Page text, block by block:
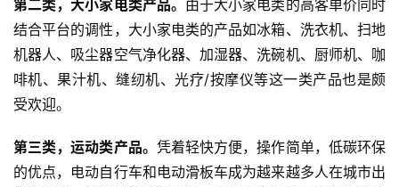
第二类，大小家电类产品。 由于大小家电类的高客单价同时
结合平台的调性，大小家电类的产品如冰箱、洗衣机、扫地
机器人、吸尘器空气净化器、加湿器、洗碗机、厨师机、咖
啡机、果汁机、缝纫机、光疗/按摩仪等这一类产品也是颇
受欢迎。
第三类，运动类产品。 凭着轻快方便，操作简单，低碳环保
的优点，电动自行车和电动滑板车成为越来越多人在城市出